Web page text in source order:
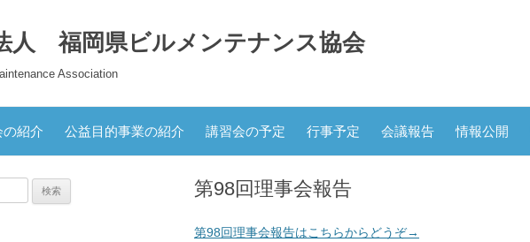
人 福岡県ビルメンテナンス協会
Association
ン
テ
ス
キ
の紹介 公益目的事業の紹介 講習会の予定 行事予定 会議報告 情報公開
第98回理事会報告
第98回理事会報告はこちらからどうぞ→